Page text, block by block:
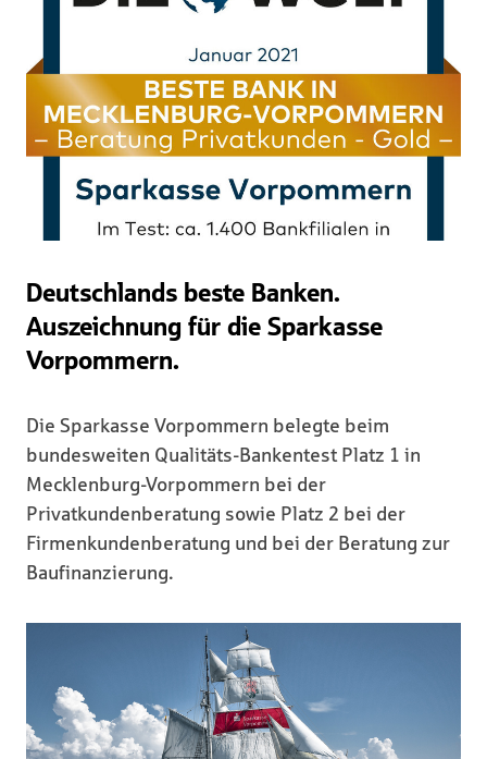
Deutschlands beste Banken.
Auszeichnung für die Sparkasse
Vorpommern.
Die Sparkasse Vorpommern belegte beim
bundesweiten Qualitäts-Bankentest Platz 1 in
Mecklenburg-Vorpommern bei der
Privatkundenberatung sowie Platz 2 bei der
Firmenkundenberatung und bei der Beratung zur
Baufinanzierung.